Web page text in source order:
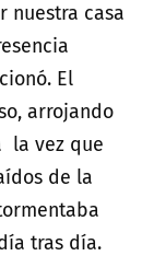
nuestra casa
El
arrojando
la vez que
de la
tras día.